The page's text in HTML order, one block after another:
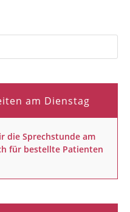
am Dienstag
die Sprechstunde am
für bestellte Patienten